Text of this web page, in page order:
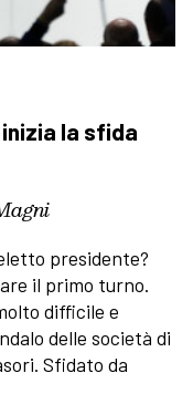
la sfida
presidente?
il primo turno.
difficile e
delle società di
Sfidato da